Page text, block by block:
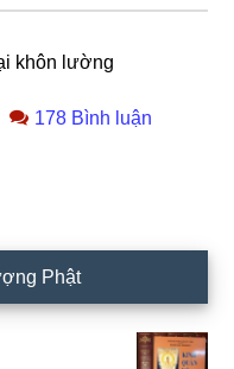
khôn lường
178 Bình luận
Phật